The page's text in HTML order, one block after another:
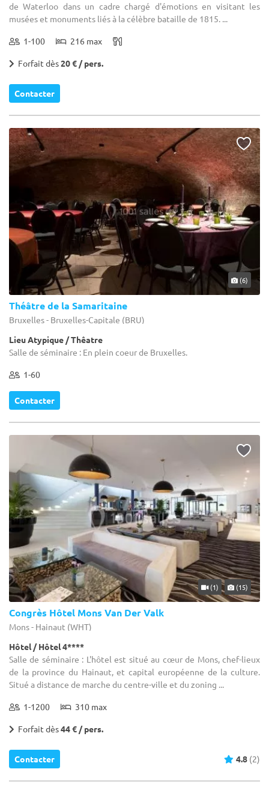
de Waterloo dans un cadre chargé d'émotions en visitant les
musées et monuments liés à la célèbre bataille de 1815. ...
1-100 216 max
Forfait dès20 € / pers.
Contacter
(6)
Théâtre de la Samaritaine
Bruxelles - Bruxelles-Capitale (BRU)
Lieu Atypique / Thêatre
Salle de séminaire : En plein coeur de Bruxelles.
1-60
Contacter
(1) (15)
Congrès Hôtel Mons Van Der Valk
Mons - Hainaut (WHT)
Hôtel / Hôtel 4****
Salle de séminaire : L'hôtel est situé au cœur de Mons, chef-lieux
de la province du Hainaut, et capital européenne de la culture.
Situé a distance de marche du centre-ville et du zoning ...
1-1200 310 max
Forfait dès44 € / pers.
Contacter 4.8 (2)